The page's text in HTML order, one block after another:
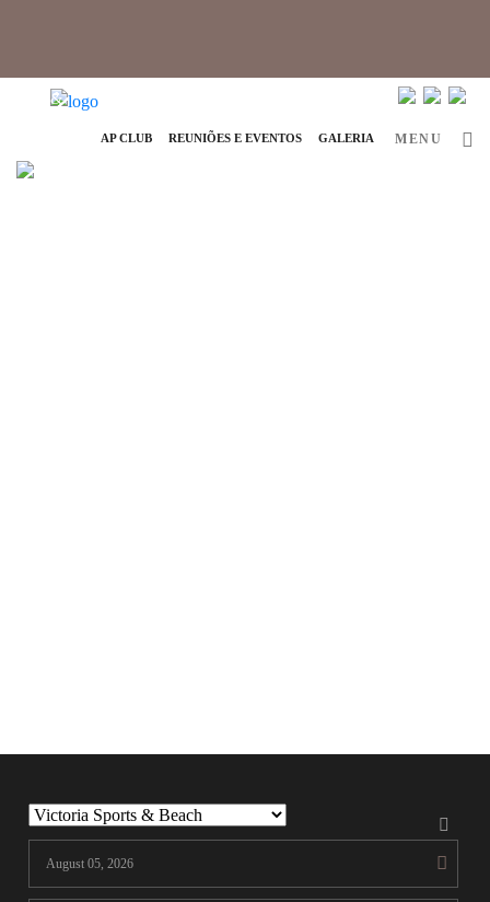
AP CLUB REUNIÕES E EVENTOS GALERIA MENU